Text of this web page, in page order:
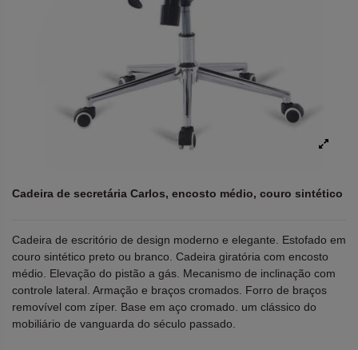
Cadeira de secretária Carlos, encosto médio, couro sintético
Cadeira de escritório de design moderno e elegante. Estofado em
couro sintético preto ou branco. Cadeira giratória com encosto
médio. Elevação do pistão a gás. Mecanismo de inclinação com
controle lateral. Armação e braços cromados. Forro de braços
removível com zíper. Base em aço cromado. um clássico do
mobiliário de vanguarda do século passado.